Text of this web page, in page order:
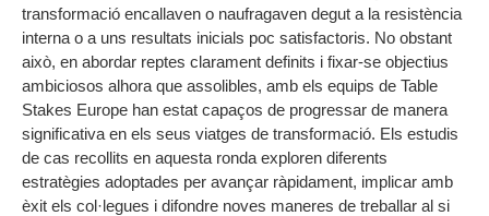
transformació encallaven o naufragaven degut a la resistència
interna o a uns resultats inicials poc satisfactoris. No obstant
això, en abordar reptes clarament definits i fixar-se objectius
ambiciosos alhora que assolibles, amb els equips de Table
Stakes Europe han estat capaços de progressar de manera
significativa en els seus viatges de transformació. Els estudis
de cas recollits en aquesta ronda exploren diferents
estratègies adoptades per avançar ràpidament, implicar amb
èxit els col·legues i difondre noves maneres de treballar al si